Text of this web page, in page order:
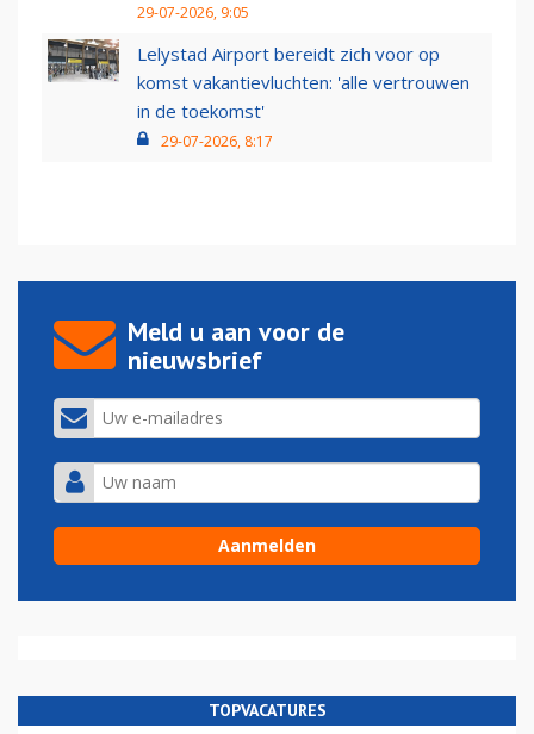
29-07-2026, 9:05
Lelystad Airport bereidt zich voor op
komst vakantievluchten: 'alle vertrouwen
in de toekomst'
29-07-2026, 8:17
Meld u aan voor de
nieuwsbrief
TOPVACATURES